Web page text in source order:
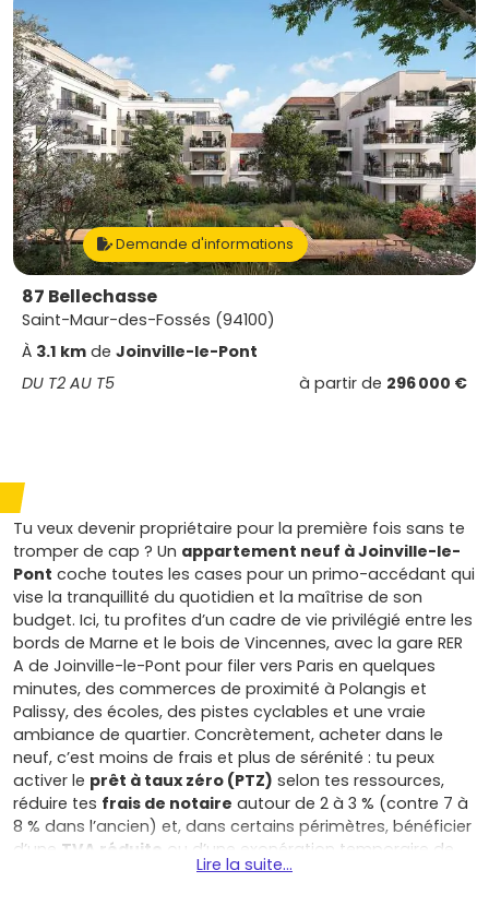
Demande d'informations
87 Bellechasse
Saint-Maur-des-Fossés (94100)
À 3.1 km de Joinville-le-Pont
DU T2 AU T5
à partir de 296 000 €
Tu veux devenir propriétaire pour la première fois sans te
tromper de cap ? Un appartement neuf à Joinville-le-
Pont coche toutes les cases pour un primo-accédant qui
vise la tranquillité du quotidien et la maîtrise de son
budget. Ici, tu profites d’un cadre de vie privilégié entre les
bords de Marne et le bois de Vincennes, avec la gare RER
A de Joinville-le-Pont pour filer vers Paris en quelques
minutes, des commerces de proximité à Polangis et
Palissy, des écoles, des pistes cyclables et une vraie
ambiance de quartier. Concrètement, acheter dans le
neuf, c’est moins de frais et plus de sérénité : tu peux
activer le prêt à taux zéro (PTZ) selon tes ressources,
réduire tes frais de notaire autour de 2 à 3 % (contre 7 à
8 % dans l’ancien) et, dans certains périmètres, bénéficier
d’une TVA réduite ou d’une exonération temporaire de
taxe foncière si la commune l’a votée. Côté charges, les
Lire la suite...